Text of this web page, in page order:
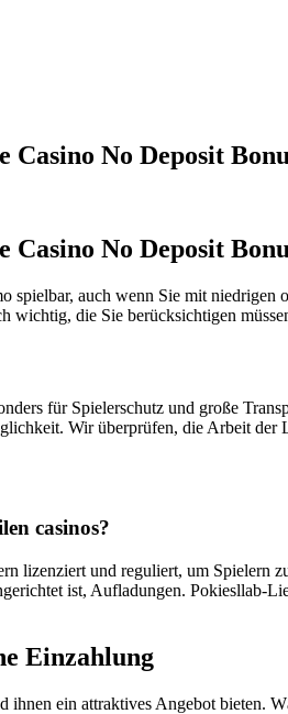
Casino No Deposit
Casino No Deposit
spielbar, auch wenn Sie mit
wichtig, die Sie berücksichtigen
für Spielerschutz und große
Wir überprüfen, die Arbeit
casinos?
lizenziert und reguliert, um Spielern
ist, Aufladungen. Pokiesllab-
Einzahlung
ein attraktives Angebot bieten.